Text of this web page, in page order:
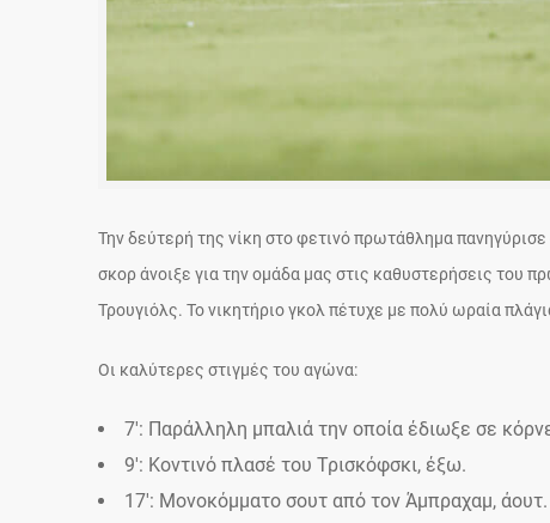
Την δεύτερή της νίκη στο φετινό πρωτάθλημα
σκορ άνοιξε για την ομάδα μας στις καθυστερήσεις του
Τρουγιόλς. Το νικητήριο γκολ πέτυχε με πολύ ωραία
Οι καλύτερες στιγμές του αγώνα:
7′: Παράλληλη μπαλιά την οποία έδιωξε σε
9′: Κοντινό πλασέ του Τρισκόφσκι, έξω.
17′: Μονοκόμματο σουτ από τον Άμπραχαμ, άουτ.